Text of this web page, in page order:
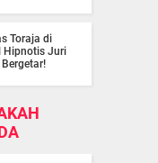
Toraja di
Hipnotis Juri
Bergetar!